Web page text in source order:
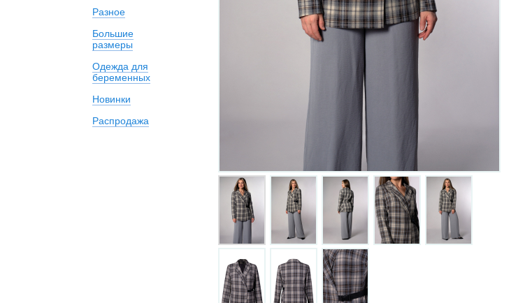
Разное
Большие
размеры
Одежда для
беременных
Новинки
Распродажа